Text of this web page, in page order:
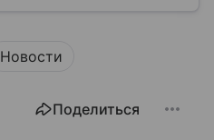
Новости
Поделиться